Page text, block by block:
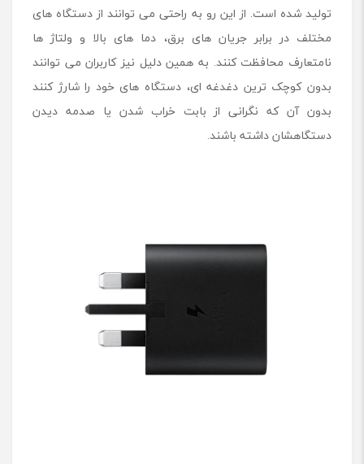
تولید شده است. از این رو به راحتی می توانند از دستگاه های
مختلف در برابر جریان های برق، دما های بالا و ولتاژ ها
نامتعارف محافظت کنند. به همین دلیل نیز کاربران می توانند
بدون کوچک ترین دغدغه ای، دستگاه های خود را شارژ کنند
بدون آن که نگرانی از بابت خراب شدن یا صدمه دیدن
دستگاهشان داشته باشند.